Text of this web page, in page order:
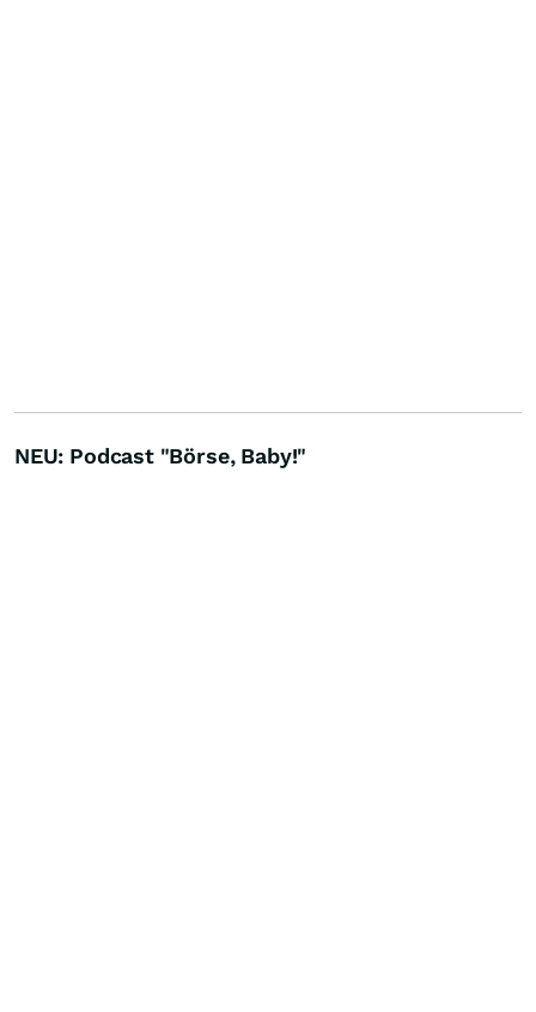
NEU: Podcast "Börse, Baby!"